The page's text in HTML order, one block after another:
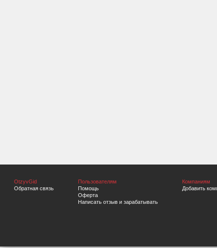
OtzyvGid
Обратная связь
Пользователям
Помощь
Оферта
Написать отзыв и зарабатывать
Компаниям
Добавить